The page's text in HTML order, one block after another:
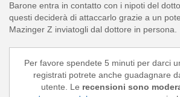
Barone entra in contatto con i nipoti del
questi deciderà di attaccarlo grazie a un
Mazinger Z inviatogli dal dottore in persona.
Per favore spendete 5 minuti per darci
registrati potrete anche guadagnare
utente. Le recensioni sono